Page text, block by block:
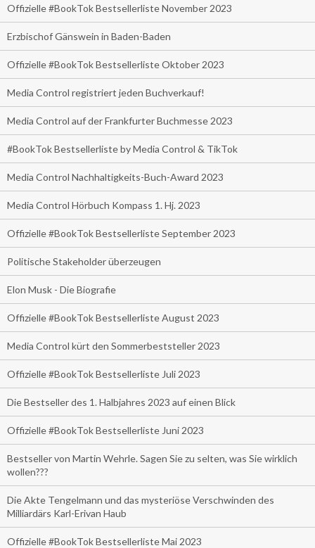
Offizielle #BookTok Bestsellerliste November 2023
Erzbischof Gänswein in Baden-Baden
Offizielle #BookTok Bestsellerliste Oktober 2023
Media Control registriert jeden Buchverkauf!
Media Control auf der Frankfurter Buchmesse 2023
#BookTok Bestsellerliste by Media Control & TikTok
Media Control Nachhaltigkeits-Buch-Award 2023
Media Control Hörbuch Kompass 1. Hj. 2023
Offizielle #BookTok Bestsellerliste September 2023
Politische Stakeholder überzeugen
Elon Musk - Die Biografie
Offizielle #BookTok Bestsellerliste August 2023
Media Control kürt den Sommerbeststeller 2023
Offizielle #BookTok Bestsellerliste Juli 2023
Die Bestseller des 1. Halbjahres 2023 auf einen Blick
Offizielle #BookTok Bestsellerliste Juni 2023
Bestseller von Martin Wehrle. Sagen Sie zu selten, was Sie wirklich
wollen???
Die Akte Tengelmann und das mysteriöse Verschwinden des
Milliardärs Karl-Erivan Haub
Offizielle #BookTok Bestsellerliste Mai 2023